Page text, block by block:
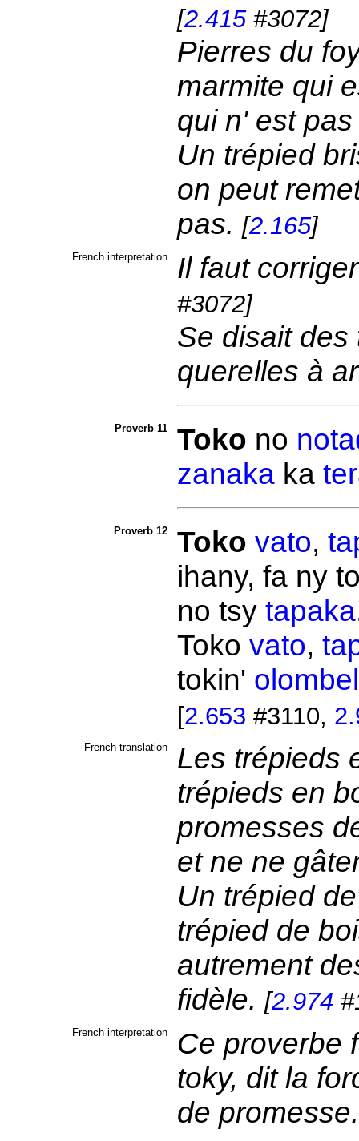
[2.415#3072]
Pierres du
marmite qui
qui n' est
Un trépied
on peut
pas. [2.165]
French interpretation Il faut
#3072]
Se disait des
querelles à
Proverb 11 Toko no
zanakaka
Proverb 12 Toko vato,
ihany, fa ny
no tsy tapaka
Toko vato,
tokin'
[2.653 #3110,
French translation
Les trépieds
trépieds en
promesses
et ne ne
Un trépied
trépied de
autrement
fidèle. [2.974
French interpretation
Ce proverbe
toky, dit la
de